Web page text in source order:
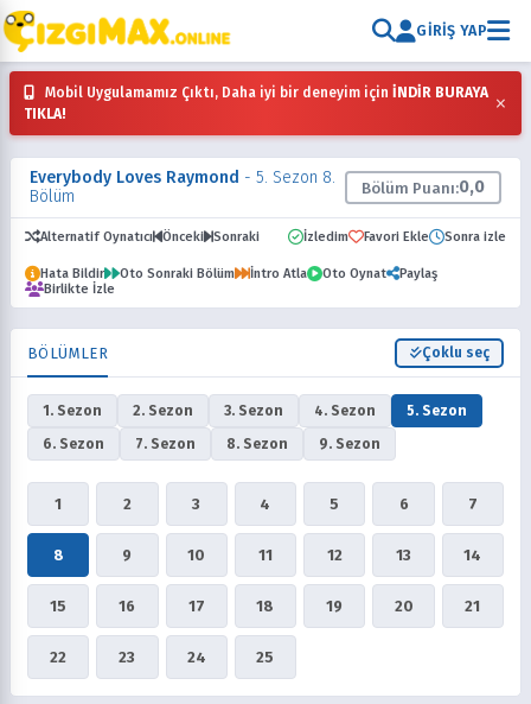
GIRIŞ YAP
Mobil Uygulamamız Çıktı, Daha iyi bir deneyim için İNDİR BURAYA
TIKLA!
×
Everybody Loves Raymond - 5. Sezon 8.
Bölüm
Bölüm Puanı:0,0
Alternatif Oynatıcı Önceki Sonraki İzledim Favori Ekle Sonra izle
Hata Bildir Oto Sonraki Bölüm İntro Atla Oto Oynat
Paylaş
Birlikte İzle
BÖLÜMLER Çoklu seç
1. Sezon 2. Sezon 3. Sezon 4. Sezon
5. Sezon
6. Sezon
7. Sezon 8. Sezon 9. Sezon
1 2 3 4 5 6 7
8 9 10 11 12 13 14
15 16 17 18 19 20 21
22 23 24 25